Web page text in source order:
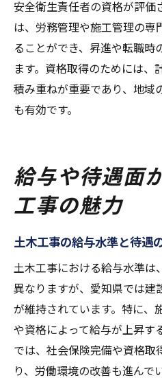
安全衛生責任者の資格が評価
は、労務管理や施工管理の専
ることができ、昇進や転職時
ます。資格取得のためには、
積み重ねが重要であり、地域
も有効です。
給与や待遇面
工事の魅力
土木工事の給与水準と待遇
土木工事における給与水準は
異なりますが、愛知県では建
が維持されています。特に、
や資格によって給与が上昇す
では、社会保険完備や資格
り、労働環境の改善も進んで